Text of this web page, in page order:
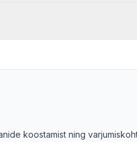
koostamist ning